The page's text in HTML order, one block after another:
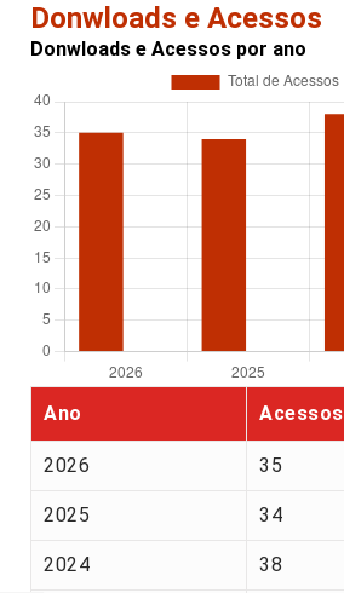
Donwloads e Acessos
Donwloads e Acessos por ano
Ano Acessos
2026 35
2025 34
2024 38